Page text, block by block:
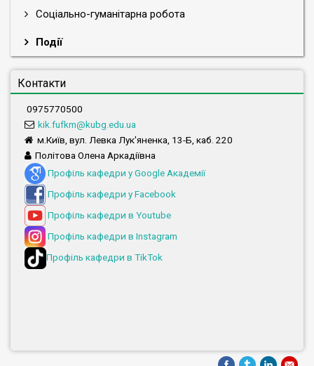
Соціально-гуманітарна робота
Події
Контакти
0975770500
kik.fufkm@kubg.edu.ua
м.Київ, вул. Левка Лук'яненка, 13-Б, каб. 220
Політова Олена Аркадіївна
Профіль кафедри у Google Академії
Профіль кафедри у Facebook
Профіль кафедри в Youtube
Профіль кафедри в Instagram
Профіль кафедри в TikTok